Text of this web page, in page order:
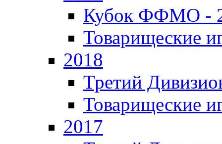
Кубок ФФМО -
Товарищеские
2018
Третий
Товарищеские
2017